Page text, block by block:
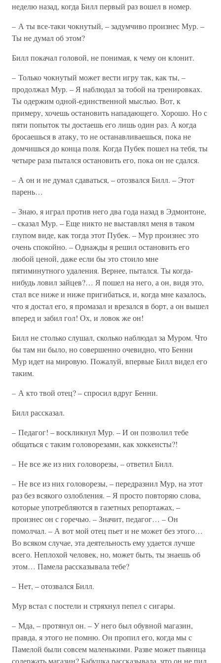
неделю назад, когда Билл первый раз вошел в номер.
– А ты все-таки чокнутый, – задумчиво произнес Мур. –
Ты не думал об этом?
Билл покачал головой, не понимая, к чему он клонит.
– Только чокнутый может вести игру так, как ты, –
продолжал Мур. – Я наблюдал за тобой на тренировках.
Ты одержим одной-единственной мыслью. Вот, к
примеру, хочешь остановить нападающего. Хорошо. Но с
пяти попыток ты достаешь его лишь один раз. А когда
бросаешься в атаку, то не останавливаешься, пока не
домчишься до конца поля. Когда Пубек пошел на тебя, ты
четыре раза пытался остановить его, пока он не сдался.
– А он и не думал сдаваться, – отозвался Билл. – Этот
парень…
– Знаю, я играл против него два года назад в Эдмонтоне,
– сказал Мур. – Еще никто не выставлял меня в таком
глупом виде, как тогда этот Пубек. – Мур произнес это
очень спокойно. – Однажды я решил остановить его
любой ценой, даже если бы это стоило мне
пятиминутного удаления. Вернее, пытался. Ты когда-
нибудь ловил зайцев?… Я пошел на него, а он, видя это,
стал все ниже и ниже пригибаться, и, когда мне казалось,
что я достал его, я промазал и врезался в борт, а он вышел
вперед и забил гол! Ох, и ловок же он!
Билл не столько слушал, сколько наблюдал за Муром. Что
бы там ни было, но совершенно очевидно, что Бенни
Мур идет на мировую. Пожалуй, впервые Билл видел его
таким.
– А кто твой отец? – спросил вдруг Бенни.
Билл рассказал.
– Педагог! – воскликнул Мур. – И он позволил тебе
общаться с таким головорезами, как хоккеисты?!
– Не все же из них головорезы, – ответил Билл.
– Не все из них головорезы, – передразнил Мур, на этот
раз без всякого озлобления. – Я просто повторяю слова,
которые употребляются в газетных репортажах, –
произнес он с горечью. – Значит, педагог… – Он
помолчал. – А вот мой отец пьет и не может без этого…
Во всяком случае, эта деятельность ему удается лучше
всего. Неплохой человек, но, может быть, ты знаешь об
этом… Памела рассказывала тебе?
– Нет, – отозвался Билл.
Мур встал с постели и стряхнул пепел с сигары.
– Мда, – протянул он. – У него был обувной магазин,
правда, я этого не помню. Он пропил его, когда мы с
Памелой были совсем маленькими. Разве может пьяница
содержать магазин? Бабушка рассказывала, что он не пил,